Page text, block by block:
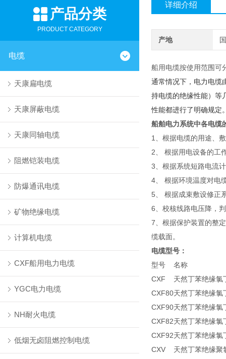
产品分类
PRODUCT CATEGORY
电缆
天康扁电缆
天康屏蔽电缆
天康同轴电缆
阻燃铠装电缆
防爆通讯电缆
矿物绝缘电缆
计算机电缆
CXF船用电力电缆
YGC电力电缆
NH耐火电缆
低烟无卤阻燃控制电缆
详细介绍
产地
船用电缆按使用范围可
通常情况下，电力电缆
持电缆的绝缘性能）等
性能都进行了明确规定
船舶电力系统中各电缆
1、根据电缆的用途、
2、 根据用电设备的工
3、根据系统短路电流
4、 根据环境温度对电
5、 根据成束敷设修正
6、校核线路电压降，
7、根据保护装置的整
缆载面。
电缆型号：
型号
名称
CXF
天然丁苯绝缘氯
CXF80天然丁苯绝缘氯
CXF90天然丁苯绝缘氯
CXF82天然丁苯绝缘氯
CXF92天然丁苯绝缘氯
CXV
天然丁苯绝缘聚